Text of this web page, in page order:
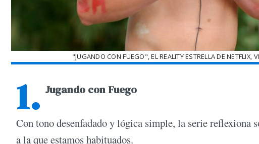
"JUGANDO CON FUEGO", EL REALITY ESTRELLA DE
1. Jugando con Fuego
Con tono desenfadado y lógica simple, la serie reflexiona
a la que estamos habituados.